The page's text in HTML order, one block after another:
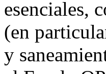
esenciales,
(en
y